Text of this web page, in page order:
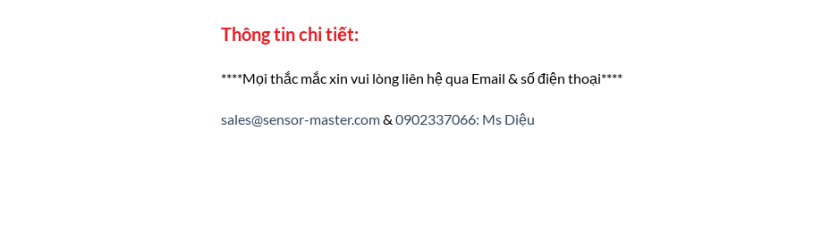
Thông tin chi tiết:
****Mọi thắc mắc xin vui lòng liên hệ qua Email & số điện thoại****
sales@sensor-master.com& 0902337066: Ms Diệu